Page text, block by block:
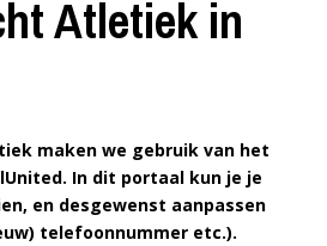
Atletiek in
maken we gebruik van het
In dit portaal kun je je
en desgewenst aanpassen
telefoonnummer etc.).